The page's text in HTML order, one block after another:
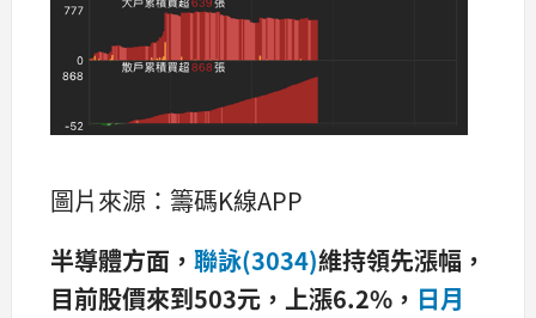
圖片來源：籌碼K線APP
半導體方面， 聯詠(3034)維持領先漲幅，
目前股價來到503元，上漲6.2% ， 日月